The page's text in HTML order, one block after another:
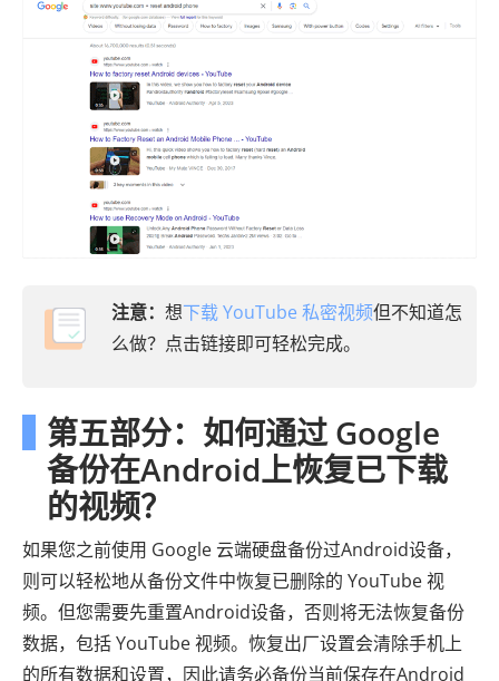
注意： 想下载 YouTube 私密视频但不知道怎
么做？点击链接即可轻松完成。
第五部分：如何通过 Google
备份在Android上恢复已下载
的视频？
如果您之前使用 Google 云端硬盘备份过Android设备，
则可以轻松地从备份文件中恢复已删除的 YouTube 视
频。但您需要先重置Android设备，否则将无法恢复备份
数据，包括 YouTube 视频。恢复出厂设置会清除手机上
的所有数据和设置，因此请务必备份当前保存在Android